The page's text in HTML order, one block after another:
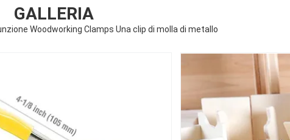
GALLERIA
Woodworking Clamps Una clip di molla di metallo